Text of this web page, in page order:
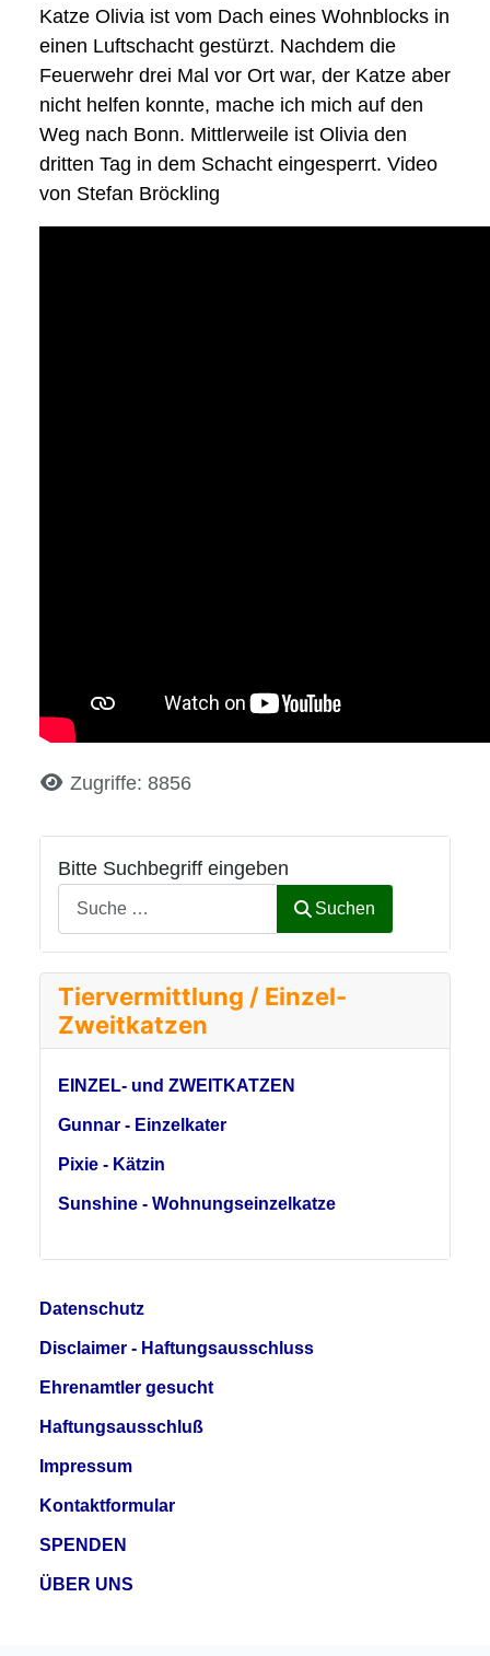
Bitte Suchbegriff eingeben
Suchen
Tiervermittlung / Einzel-
Zweitkatzen
EINZEL- und ZWEITKATZEN
Gunnar - Einzelkater
Pixie - Kätzin
Sunshine - Wohnungseinzelkatze
Katze Olivia ist vom Dach eines Wohnblocks in
einen Luftschacht gestürzt. Nachdem die
Feuerwehr drei Mal vor Ort war, der Katze aber
nicht helfen konnte, mache ich mich auf den
Weg nach Bonn. Mittlerweile ist Olivia den
dritten Tag in dem Schacht eingesperrt. Video
von Stefan Bröckling
DetailsZugriffe: 8856
Datenschutz
Disclaimer - Haftungsausschluss
Ehrenamtler gesucht
Haftungsausschluß
Impressum
Kontaktformular
SPENDEN
ÜBER UNS